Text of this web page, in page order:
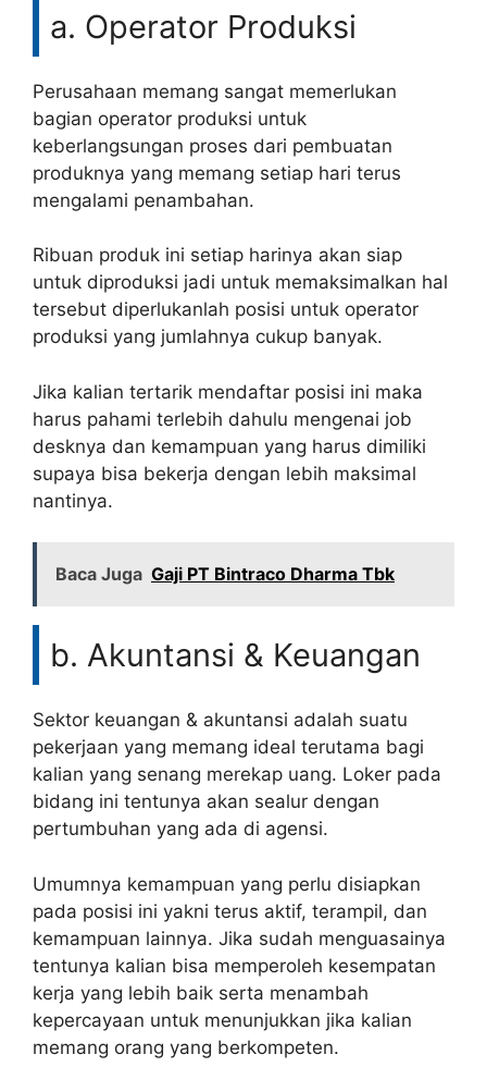
a. Operator Produksi
Perusahaan memang sangat memerlukan
bagian operator produksi untuk
keberlangsungan proses dari pembuatan
produknya yang memang setiap hari terus
mengalami penambahan.
Ribuan produk ini setiap harinya akan siap
untuk diproduksi jadi untuk memaksimalkan hal
tersebut diperlukanlah posisi untuk operator
produksi yang jumlahnya cukup banyak.
Jika kalian tertarik mendaftar posisi ini maka
harus pahami terlebih dahulu mengenai job
desknya dan kemampuan yang harus dimiliki
supaya bisa bekerja dengan lebih maksimal
nantinya.
Baca Juga Gaji PT Bintraco Dharma Tbk
b. Akuntansi & Keuangan
Sektor keuangan & akuntansi adalah suatu
pekerjaan yang memang ideal terutama bagi
kalian yang senang merekap uang. Loker pada
bidang ini tentunya akan sealur dengan
pertumbuhan yang ada di agensi.
Umumnya kemampuan yang perlu disiapkan
pada posisi ini yakni terus aktif, terampil, dan
kemampuan lainnya. Jika sudah menguasainya
tentunya kalian bisa memperoleh kesempatan
kerja yang lebih baik serta menambah
kepercayaan untuk menunjukkan jika kalian
memang orang yang berkompeten.